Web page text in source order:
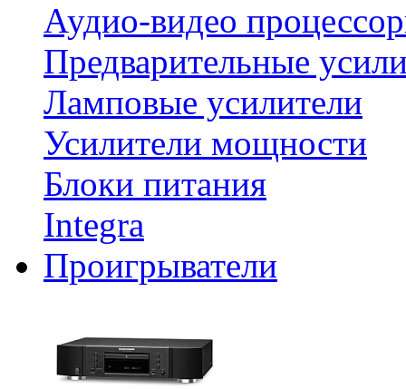
Аудио-видео
Предварительные
Ламповые усилители
Усилители мощности
Блоки питания
Integra
Проигрыватели